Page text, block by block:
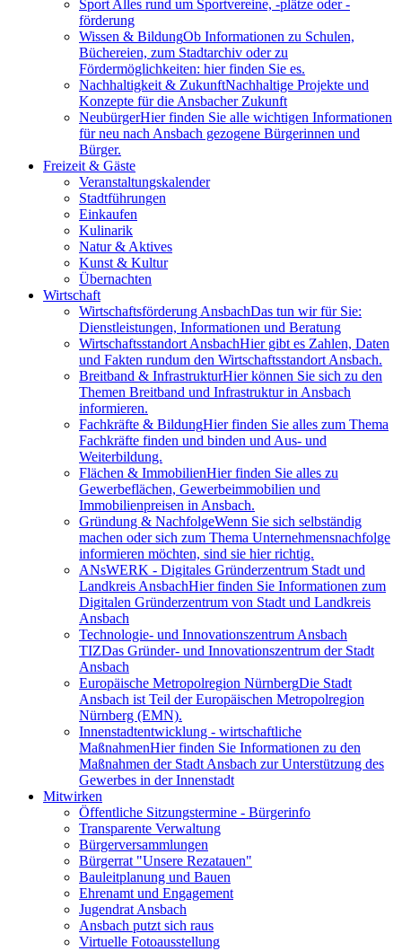
Sport Alles rund um Sportvereine, -plätze oder -
förderung
Wissen & BildungOb Informationen zu Schulen,
Büchereien, zum Stadtarchiv oder zu
Fördermöglichkeiten: hier finden Sie es.
Nachhaltigkeit & ZukunftNachhaltige Projekte und
Konzepte für die Ansbacher Zukunft
NeubürgerHier finden Sie alle wichtigen Informationen
für neu nach Ansbach gezogene Bürgerinnen und
Bürger.
Freizeit & Gäste
Veranstaltungskalender
Stadtführungen
Einkaufen
Kulinarik
Natur & Aktives
Kunst & Kultur
Übernachten
Wirtschaft
Wirtschaftsförderung AnsbachDas tun wir für Sie:
Dienstleistungen, Informationen und Beratung
Wirtschaftsstandort AnsbachHier gibt es Zahlen, Daten
und Fakten rundum den Wirtschaftsstandort Ansbach.
Breitband & InfrastrukturHier können Sie sich zu den
Themen Breitband und Infrastruktur in Ansbach
informieren.
Fachkräfte & BildungHier finden Sie alles zum Thema
Fachkräfte finden und binden und Aus- und
Weiterbildung.
Flächen & ImmobilienHier finden Sie alles zu
Gewerbeflächen, Gewerbeimmobilien und
Immobilienpreisen in Ansbach.
Gründung & NachfolgeWenn Sie sich selbständig
machen oder sich zum Thema Unternehmensnachfolge
informieren möchten, sind sie hier richtig.
ANsWERK - Digitales Gründerzentrum Stadt und
Landkreis AnsbachHier finden Sie Informationen zum
Digitalen Gründerzentrum von Stadt und Landkreis
Ansbach
Technologie- und Innovationszentrum Ansbach
TIZDas Gründer- und Innovationszentrum der Stadt
Ansbach
Europäische Metropolregion NürnbergDie Stadt
Ansbach ist Teil der Europäischen Metropolregion
Nürnberg (EMN).
Innenstadtentwicklung - wirtschaftliche
MaßnahmenHier finden Sie Informationen zu den
Maßnahmen der Stadt Ansbach zur Unterstützung des
Gewerbes in der Innenstadt
Mitwirken
Öffentliche Sitzungstermine - Bürgerinfo
Transparente Verwaltung
Bürgerversammlungen
Bürgerrat "Unsere Rezatauen"
Bauleitplanung und Bauen
Ehrenamt und Engagement
Jugendrat Ansbach
Ansbach putzt sich raus
Virtuelle Fotoausstellung